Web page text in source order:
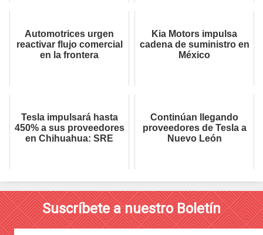
Automotrices urgen
reactivar flujo comercial
en la frontera
Kia Motors impulsa
cadena de suministro en
México
Tesla impulsará hasta
450% a sus proveedores
en Chihuahua: SRE
Continúan llegando
proveedores de Tesla a
Nuevo León
Suscríbete a nuestro Boletín